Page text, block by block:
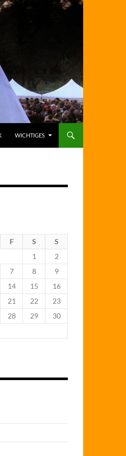
WICHTIGES
F S
S
1
2
7 8
9
14 15
16
21 22
23
28 29
30